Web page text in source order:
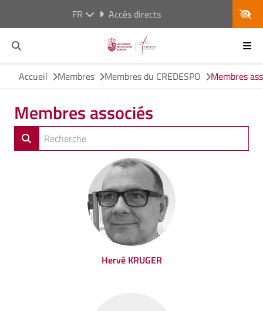
FR Accès directs
Accueil Membres Membres du CREDESPO Membres
Membres associés
Hervé KRUGER